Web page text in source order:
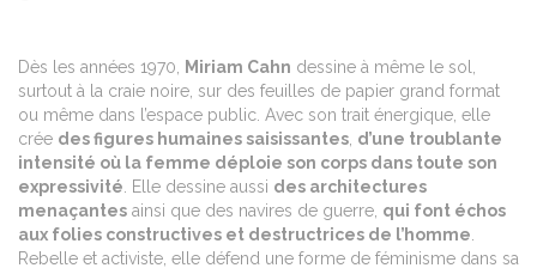
Dès les années 1970, Miriam Cahn dessine à même le sol,
surtout à la craie noire, sur des feuilles de papier grand format
ou même dans l’espace public. Avec son trait énergique, elle
crée des figures humaines saisissantes d’une troublante
intensité où la femme déploie son corps dans toute son
expressivité . Elle dessine aussi des architectures
menaçantes ainsi que des navires de guerre, qui font échos
aux folies constructives et destructrices de l’homme
Rebelle et activiste, elle défend une forme de féminisme dans sa